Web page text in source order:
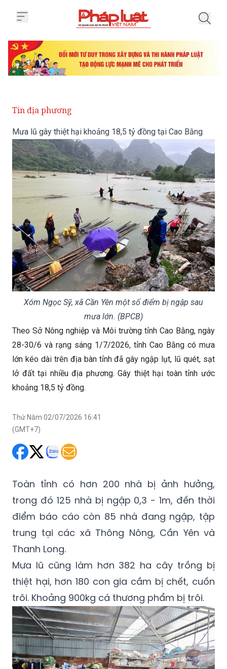
Tin địa phương
Mưa lũ gây thiệt hại khoảng 18,5 tỷ đồng tại Cao Bằng
Xóm Ngọc Sỹ, xã Cần Yên một số điểm bị ngập sau
mưa lớn. (BPCB)
Theo Sở Nông nghiệp và Môi trường tỉnh Cao Bằng, ngày
28-30/6 và rạng sáng 1/7/2026, tỉnh Cao Bằng có mưa
lớn kéo dài trên địa bàn tỉnh đã gây ngập lụt, lũ quét, sạt
lở đất tại nhiều địa phương. Gây thiệt hại toàn tỉnh ước
khoảng 18,5 tỷ đồng.
Thứ Năm 02/07/2026 16:41
(GMT+7)
Toàn tỉnh có hơn 200 nhà bị ảnh hưởng,
trong đó 125 nhà bị ngập 0,3 - 1m, đến thời
điểm báo cáo còn 85 nhà đang ngập, tập
trung tại các xã Thông Nông, Cần Yên và
Thanh Long.
Mưa lũ cũng làm hơn 382 ha cây trồng bị
thiệt hại, hơn 180 con gia cầm bị chết, cuốn
trôi. Khoảng 900kg cá thương phẩm bị trôi.